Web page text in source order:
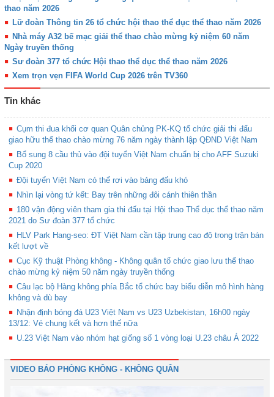
thao năm 2026
Lữ đoàn Thông tin 26 tổ chức hội thao thể dục thể thao năm 2026
Nhà máy A32 bế mạc giải thể thao chào mừng kỷ niệm 60 năm
Ngày truyền thống
Sư đoàn 377 tổ chức Hội thao thể dục thể thao năm 2026
Xem trọn vẹn FIFA World Cup 2026 trên TV360
Tin khác
Cụm thi đua khối cơ quan Quân chủng PK-KQ tổ chức giải thi đấu
giao hữu thể thao chào mừng 76 năm ngày thành lập QĐND Việt Nam
Bổ sung 8 cầu thủ vào đội tuyển Việt Nam chuẩn bị cho AFF Suzuki
Cup 2020
Đội tuyển Việt Nam có thể rơi vào bảng đấu khó
Nhìn lại vòng tứ kết: Bay trên những đôi cánh thiên thần
180 vận động viên tham gia thi đấu tại Hội thao Thể dục thể thao năm
2021 do Sư đoàn 377 tổ chức
HLV Park Hang-seo: ĐT Việt Nam cần tập trung cao độ trong trận bán
kết lượt về
Cục Kỹ thuật Phòng không - Không quân tổ chức giao lưu thể thao
chào mừng kỷ niệm 50 năm ngày truyền thống
Câu lạc bộ Hàng không phía Bắc tổ chức bay biểu diễn mô hình hàng
không và dù bay
Nhận định bóng đá U23 Việt Nam vs U23 Uzbekistan, 16h00 ngày
13/12: Vé chung kết và hơn thế nữa
U.23 Việt Nam vào nhóm hạt giống số 1 vòng loại U.23 châu Á 2022
VIDEO BÁO PHÒNG KHÔNG - KHÔNG QUÂN